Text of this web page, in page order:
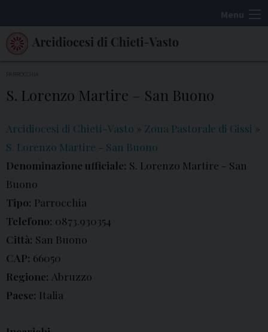
k
Menu
S. Lorenzo Martire – San Buono
Arcidiocesi di Chieti-Vasto » Zona Pastorale di Gissi »
S. Lorenzo Martire - San Buono
Denominazione ufficiale: S. Lorenzo Martire - San
Buono
Tipo: Parrocchia
Telefono: 0873.930354
Città: San Buono
CAP: 66050
Regione: Abruzzo
Paese: Italia